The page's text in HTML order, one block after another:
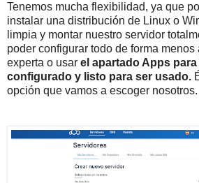
Tenemos mucha flexibilidad, ya que
instalar una distribución de Linux o
limpia y montar nuestro servidor
poder configurar todo de forma menos
experta o usar el apartado Apps
configurado y listo para ser usado.
opción que vamos a escoger nosotros.